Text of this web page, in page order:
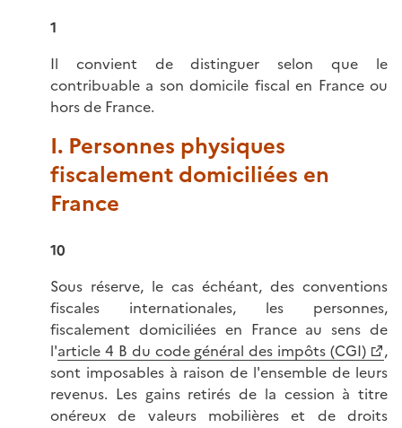
1
Il convient de distinguer selon que le
contribuable a son domicile fiscal en France ou
hors de France.
I. Personnes physiques
fiscalement domiciliées en
France
10
Sous réserve, le cas échéant, des conventions
fiscales internationales, les personnes,
fiscalement domiciliées en France au sens de
l'article 4 B du code général des impôts (CGI)
,
sont imposables à raison de l'ensemble de leurs
revenus. Les gains retirés de la cession à titre
onéreux de valeurs mobilières et de droits